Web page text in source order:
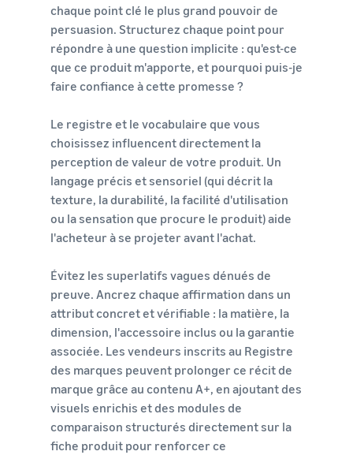
chaque point clé le plus grand pouvoir de
persuasion. Structurez chaque point pour
répondre à une question implicite : qu'est-ce
que ce produit m'apporte, et pourquoi puis-je
faire confiance à cette promesse ?
Le registre et le vocabulaire que vous
choisissez influencent directement la
perception de valeur de votre produit. Un
langage précis et sensoriel (qui décrit la
texture, la durabilité, la facilité d'utilisation
ou la sensation que procure le produit) aide
l'acheteur à se projeter avant l'achat.
Évitez les superlatifs vagues dénués de
preuve. Ancrez chaque affirmation dans un
attribut concret et vérifiable : la matière, la
dimension, l'accessoire inclus ou la garantie
associée. Les vendeurs inscrits au Registre
des marques peuvent prolonger ce récit de
marque grâce au contenu A+, en ajoutant des
visuels enrichis et des modules de
comparaison structurés directement sur la
fiche produit pour renforcer ce